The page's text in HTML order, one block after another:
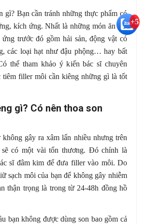
gì? Bạn cần tránh những thực phẩm có
kích ứng. Nhất là những món ăn mà
trước đó gồm hải sản, động vật có
các loại hạt như đậu phộng… hay bất
thể tham khảo ý kiến bác sĩ chuyên
tiêm filler môi cần kiêng những gì là tốt
gì? Có nên thoa son
gây ra xâm lấn nhiều nhưng trên
có một vài tổn thương. Đó chính là
sĩ đâm kim để đưa filler vào môi. Do
sạch môi của bạn để không gây nhiễm
thận trọng là trong từ 24-48h đồng hồ
bạn không được dùng son bao gồm cả
+5